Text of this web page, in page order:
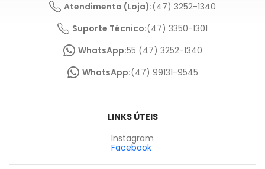
Atendimento (Loja):(47) 3252-1340
Suporte Técnico:(47) 3350-1301
WhatsApp:55 (47) 3252-1340
WhatsApp:(47) 99131-9545
LINKS ÚTEIS
Instagram
Facebook